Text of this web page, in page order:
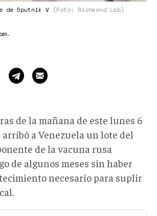
de Sputnik V (Foto: Richmond Lab)
.
de la mañana de este lunes 6
a Venezuela un lote del
de la vacuna rusa
de algunos meses sin haber
necesario para suplir